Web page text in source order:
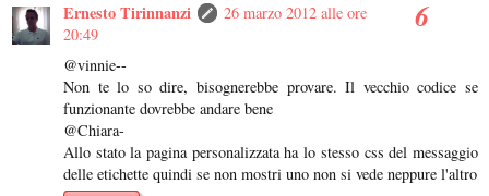
Ernesto Tirinnanzi
26 marzo 2012 alle ore
20:49
@vinnie--
Non te lo so dire, bisognerebbe provare. Il vecchio codice se
funzionante dovrebbe andare bene
@Chiara-
Allo stato la pagina personalizzata ha lo stesso css del messaggio
delle etichette quindi se non mostri uno non si vede neppure l'altro